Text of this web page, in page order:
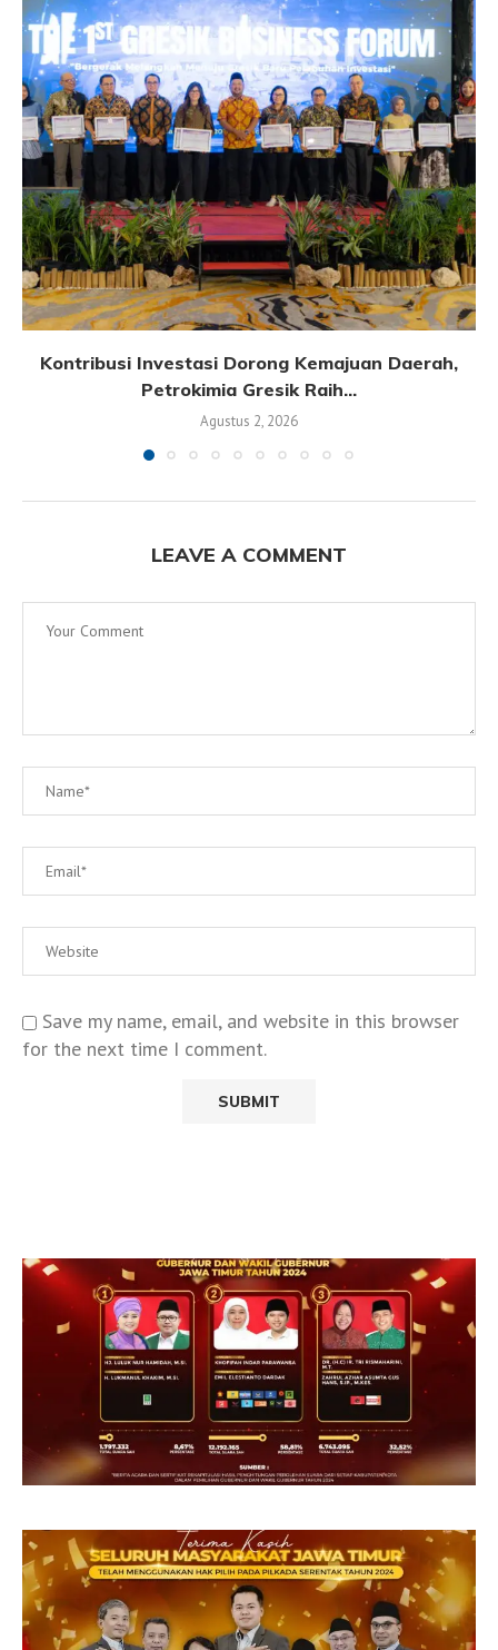
Kontribusi Investasi Dorong Kemajuan Daerah,
Petrokimia Gresik Raih...
Agustus 2, 2026
LEAVE A COMMENT
Save my name, email, and website in this browser
for the next time I comment.